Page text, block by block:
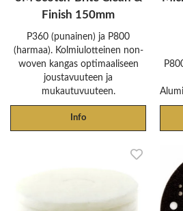
Finish 150mm
P360 (punainen) ja P800
(harmaa). Kolmiulotteinen non-
woven kangas optimaaliseen
joustavuuteen ja
mukautuvuuteen.
Info